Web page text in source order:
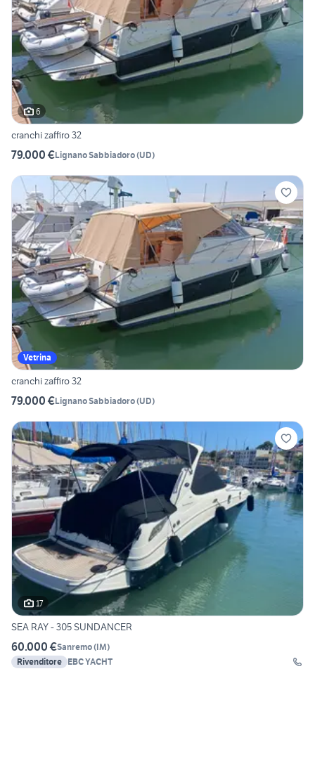
6
cranchi zaffiro 32
79.000 €Lignano Sabbiadoro(UD)
Vetrina
cranchi zaffiro 32
79.000 €Lignano Sabbiadoro(UD)
17
SEA RAY - 305 SUNDANCER
60.000 €Sanremo(IM)
Rivenditore EBC YACHT